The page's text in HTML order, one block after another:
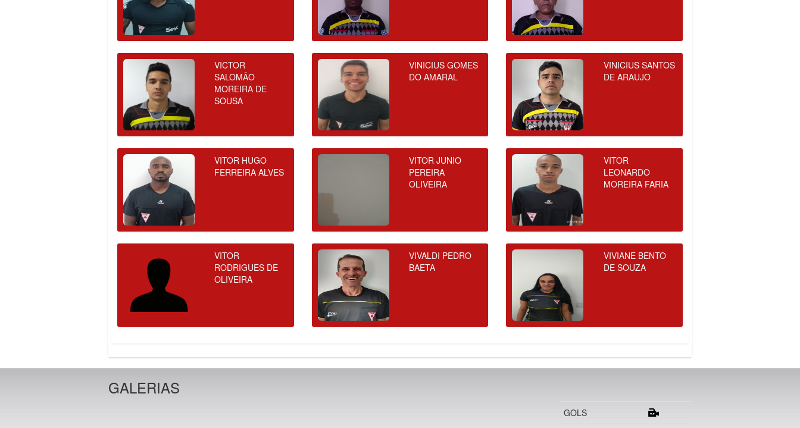
VICTOR
SALOMÃO
MOREIRA DE
SOUSA
VINICIUS GOMES
DO AMARAL
VINICIUS SANTOS
DE ARAUJO
VITOR HUGO
FERREIRA ALVES
VITOR JUNIO
PEREIRA
OLIVEIRA
VITOR
LEONARDO
MOREIRA FARIA
VITOR
RODRIGUES DE
OLIVEIRA
VIVALDI PEDRO
BAETA
VIVIANE BENTO
DE SOUZA
GALERIAS
GOLS